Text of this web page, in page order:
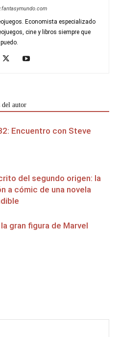
Economista especializado
cine y libros siempre que
puedo.
del autor
Encuentro con Steve
del segundo origen: la
a cómic de una novela
gran figura de Marvel